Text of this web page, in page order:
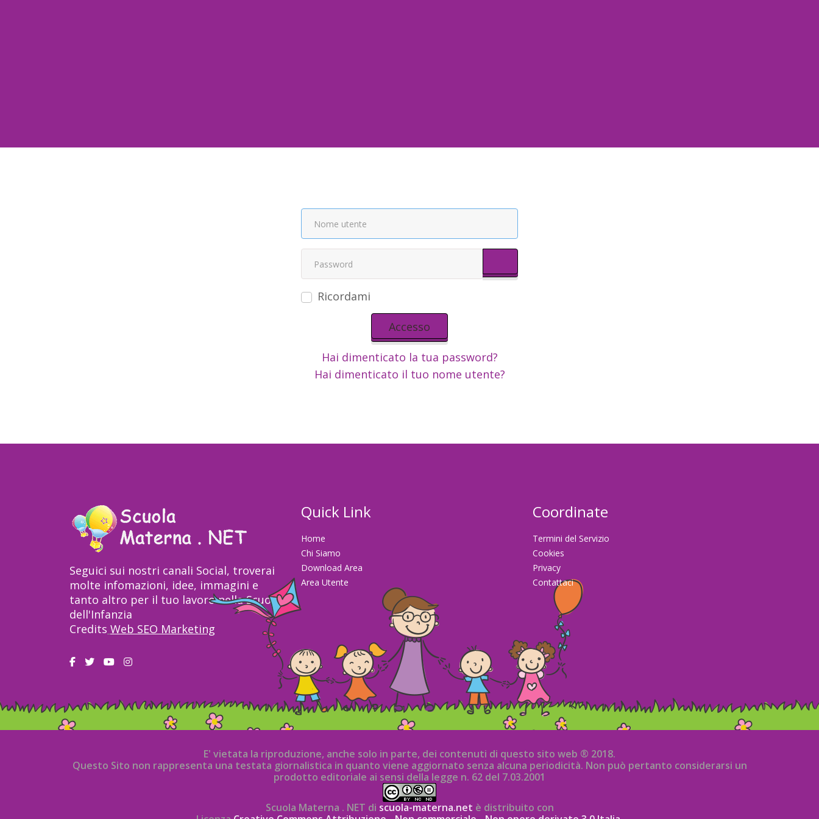
Mostra password
Ricordami
Accesso
Hai dimenticato la tua password?
Hai dimenticato il tuo nome utente?
Seguici sui nostri canali Social, troverai
molte infomazioni, idee, immagini e
tanto altro per il tuo lavoro nella Scuola
dell'Infanzia
Credits Web SEO Marketing
Quick Link
Home
Chi Siamo
Download Area
Area Utente
Coordinate
Termini del Servizio
Cookies
Privacy
Contattaci
E' vietata la riproduzione, anche solo in parte, dei contenuti di questo sito web ® 2018.
Questo Sito non rappresenta una testata giornalistica in quanto viene aggiornato senza alcuna periodicità. Non può pertanto considerarsi un
prodotto editoriale ai sensi della legge n. 62 del 7.03.2001
Scuola Materna . NET di scuola-materna.net è distribuito con